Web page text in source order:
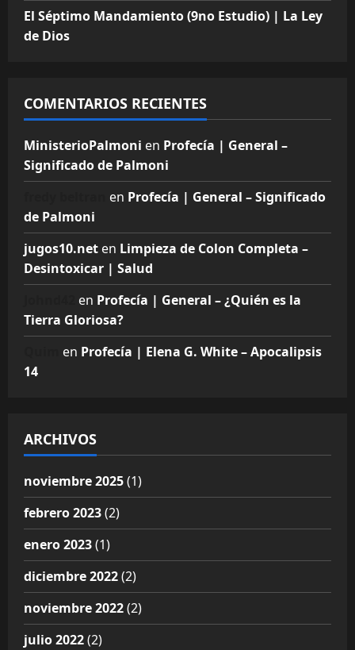
El Séptimo Mandamiento (9no Estudio) | La Ley
de Dios
COMENTARIOS RECIENTES
MinisterioPalmoni en Profecía | General –
Significado de Palmoni
en Profecía | General – Significado
de Palmoni
jugos10.net en Limpieza de Colon Completa –
Desintoxicar | Salud
en Profecía | General – ¿Quién es la
Tierra Gloriosa?
en Profecía | Elena G. White – Apocalipsis
14
ARCHIVOS
noviembre 2025(1)
febrero 2023(2)
enero 2023(1)
diciembre 2022(2)
noviembre 2022(2)
julio 2022(2)